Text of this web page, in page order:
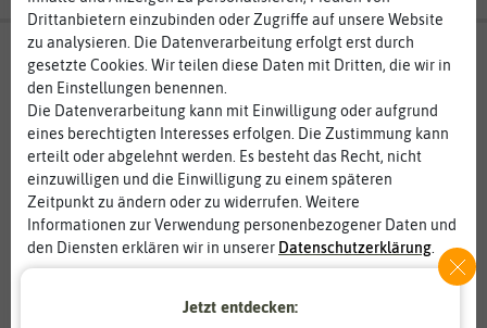
Drittanbietern einzubinden oder Zugriffe auf unsere Website
zu analysieren. Die Datenverarbeitung erfolgt erst durch
gesetzte Cookies. Wir teilen diese Daten mit Dritten, die wir in
den Einstellungen benennen.
Die Datenverarbeitung kann mit Einwilligung oder aufgrund
eines berechtigten Interesses erfolgen. Die Zustimmung kann
erteilt oder abgelehnt werden. Es besteht das Recht, nicht
einzuwilligen und die Einwilligung zu einem späteren
Zeitpunkt zu ändern oder zu widerrufen. Weitere
Informationen zur Verwendung personenbezogener Daten und
den Diensten erklären wir in unserer Daten­schutz­erklärung
Statistik
Jetzt entdecken: